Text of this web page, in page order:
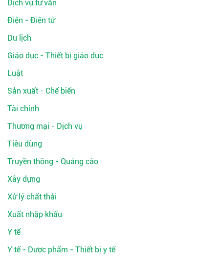
Dịch vụ tư vấn
Điện - Điện tử
Du lịch
Giáo dục - Thiết bị giáo dục
Luật
Sản xuất - Chế biến
Tài chính
Thương mại - Dịch vụ
Tiêu dùng
Truyền thông - Quảng cáo
Xây dựng
Xử lý chất thải
Xuất nhập khẩu
Y tế
Y tế - Dược phẩm - Thiết bị y tế